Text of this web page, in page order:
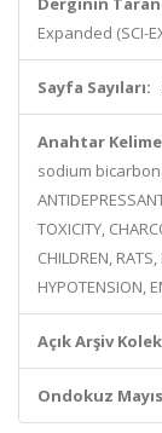
Expanded (SCI-
Sayfa Sayıları:
Anahtar
sodium
TOXICITY,
CHILDREN,
HYPOTENSION,
Açık Arşiv
Ondokuz